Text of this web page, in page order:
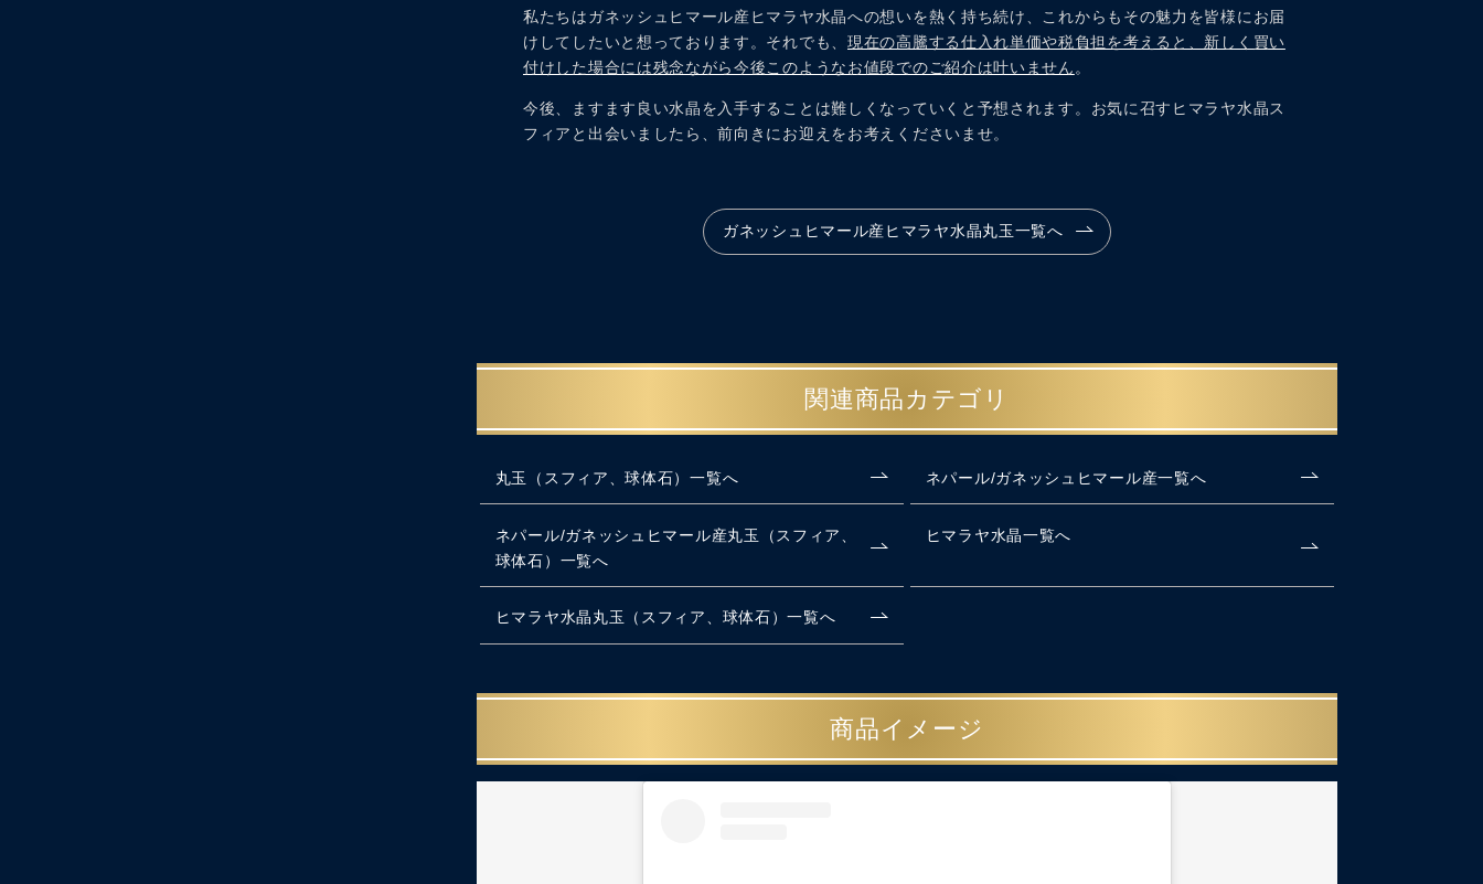
私たちはガネッシュヒマール産ヒマラヤ水晶への想いを熱く持ち続け、これからもその魅力を皆様にお届
けしてしたいと想っております。それでも、 現在の高騰する仕入れ単価や税負担を考えると、新しく買い
付けした場合には残念ながら今後このようなお値段でのご紹介は叶いません 。
今後、ますます良い水晶を入手することは難しくなっていくと予想されます。お気に召すヒマラヤ水晶ス
フィアと出会いましたら、前向きにお迎えをお考えくださいませ。
ガネッシュヒマール産ヒマラヤ水晶丸玉一覧へ
関連商品カテゴリ
丸玉（スフィア、球体石）一覧へ ネパール/ガネッシュヒマール産一覧へ
ネパール/ガネッシュヒマール産丸玉（スフィア、
球体石）一覧へ
ヒマラヤ水晶一覧へ
ヒマラヤ水晶丸玉（スフィア、球体石）一覧へ
商品イメージ